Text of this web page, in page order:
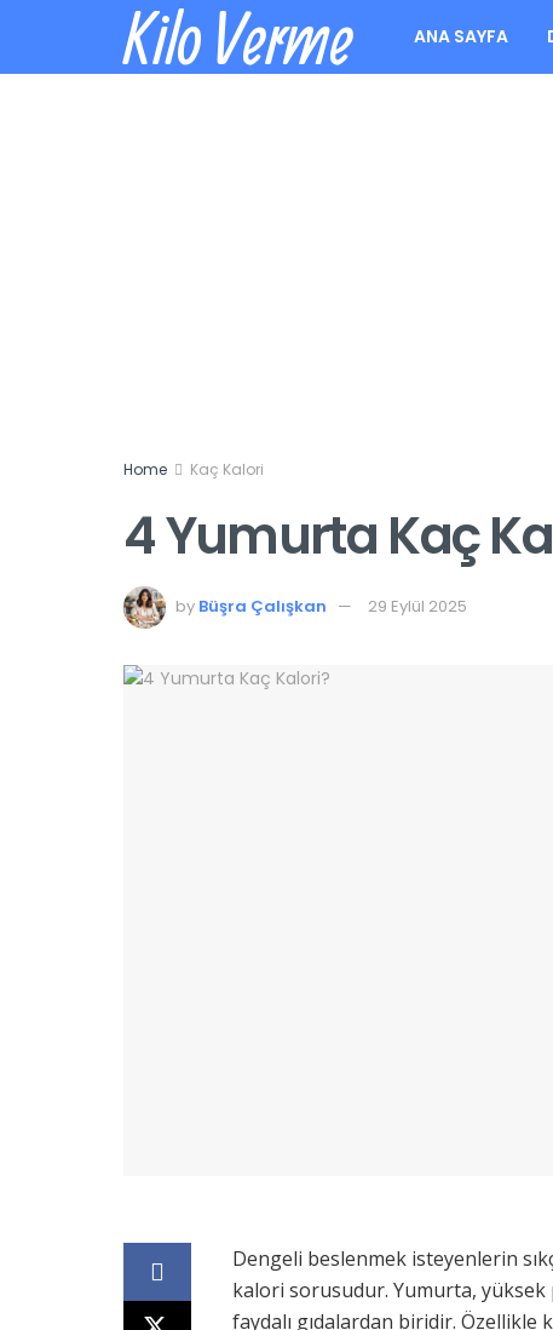
Kilo Verme ANA SAYFA
Home Kaç Kalori
4 Yumurta Kaç
by Büşra Çalışkan 29 Eylül 2025
Dengeli beslenmek isteyenlerin
kalori sorusudur. Yumurta, yüksek
faydalı gıdalardan biridir. Özellikle